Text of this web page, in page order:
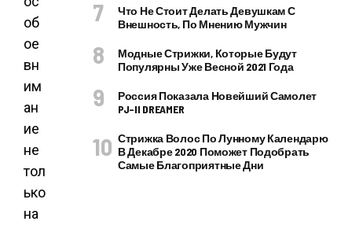
об
ое
вн
им
ан
ие
не
тол
ько
на
Что Не Стоит Делать Девушкам С
Внешность, По Мнению Мужчин
Модные Стрижки, Которые Будут
Популярны Уже Весной 2021 Года
Россия Показала Новейший Самолет
PJ–II DREAMER
Стрижка Волос По Лунному Календарю
В Декабре 2020 Поможет Подобрать
Самые Благоприятные Дни